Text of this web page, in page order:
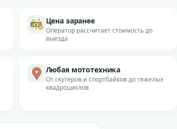
Цена заранее
Оператор рассчитает стоимость до
выезда
Любая мототехника
От скутеров и спортбайков до тяжелых
квадроциклов